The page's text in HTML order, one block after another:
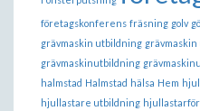
företagskonferens fräsning golv
grävmaskin utbildning
grävmaskinutbildning
halmstad Halmstad hälsa Hem
hjullastare utbildning